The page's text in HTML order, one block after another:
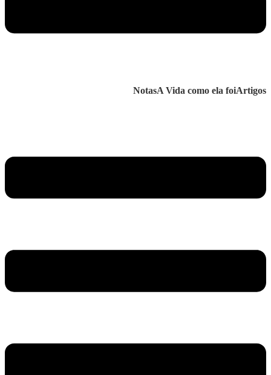
NotasA Vida como ela foiArtigos